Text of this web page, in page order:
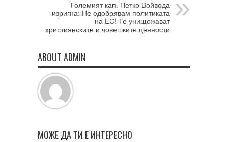
Големият кап. Петко Войвода
изригна: Не одобрявам политиката
на ЕС! Те унищожават
християнските и човешките ценности
ABOUT ADMIN
МОЖЕ ДА ТИ Е ИНТЕРЕСНО